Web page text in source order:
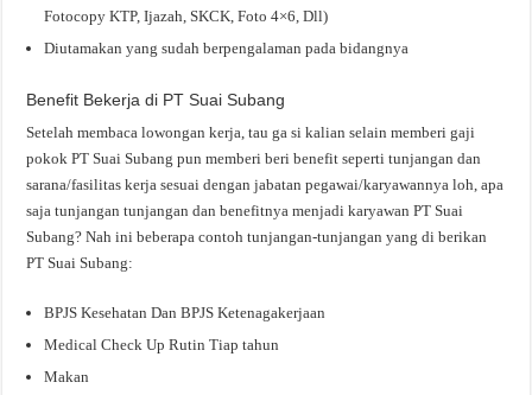
Fotocopy KTP, Ijazah, SKCK, Foto 4×6, Dll)
Diutamakan yang sudah berpengalaman pada bidangnya
Benefit Bekerja di PT Suai Subang
Setelah membaca lowongan kerja, tau ga si kalian selain memberi gaji
pokok PT Suai Subang pun memberi beri benefit seperti tunjangan dan
sarana/fasilitas kerja sesuai dengan jabatan pegawai/karyawannya loh, apa
saja tunjangan tunjangan dan benefitnya menjadi karyawan PT Suai
Subang? Nah ini beberapa contoh tunjangan-tunjangan yang di berikan
PT Suai Subang:
BPJS Kesehatan Dan BPJS Ketenagakerjaan
Medical Check Up Rutin Tiap tahun
Makan